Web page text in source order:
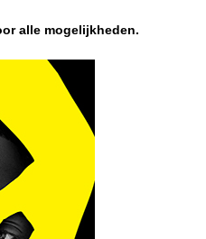
alle mogelijkheden.